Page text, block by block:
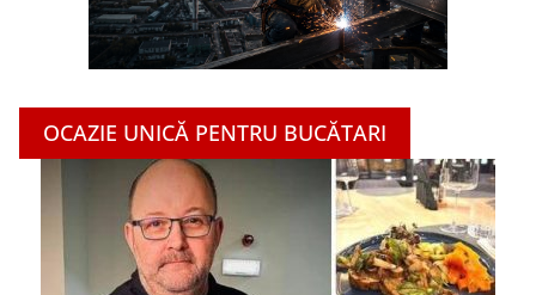
OCAZIE UNICĂ PENTRU BUCĂTARI